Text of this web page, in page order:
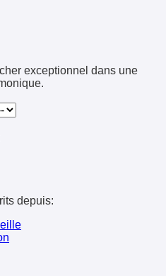
exceptionnel dans une
depuis: